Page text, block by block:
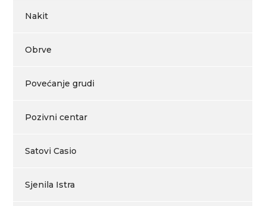
Nakit
Obrve
Povećanje grudi
Pozivni centar
Satovi Casio
Sjenila Istra